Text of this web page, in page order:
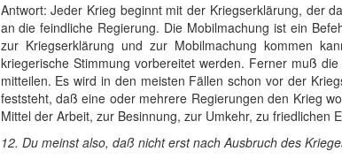
Antwort: Jeder Krieg beginnt mit der Kriegserklärung, der
an die feindliche Regierung. Die Mobilmachung ist ein
zur Kriegserklärung und zur Mobilmachung kommen
kriegerische Stimmung vorbereitet werden. Ferner muß
mitteilen. Es wird in den meisten Fällen schon vor der
feststeht, daß eine oder mehrere Regierungen den Krieg
Mittel der Arbeit, zur Besinnung, zur Umkehr, zu friedlichen
12. Du meinst also, daß nicht erst nach Ausbruch des